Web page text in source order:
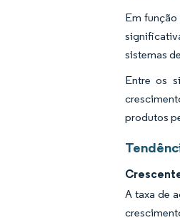
Em
sistemas
Entre os
produtos
A taxa de